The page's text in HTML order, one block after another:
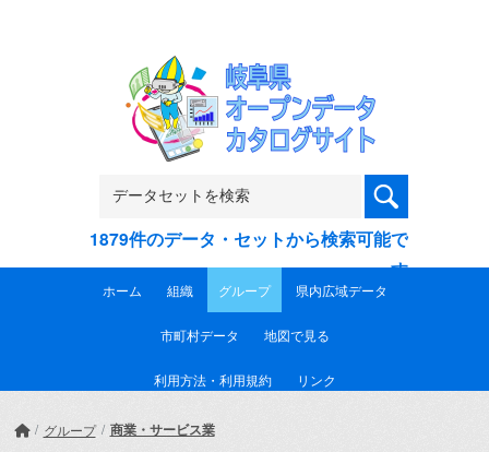
1879件のデータ・セットから検索可能で
す
ホーム 組織 グループ 県内広域データ
市町村データ 地図で見る
利用方法・利用規約 リンク
グループ 商業・サービス業